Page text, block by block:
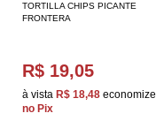
TORTILLA CHIPS PICANTE
FRONTERA
R$ 19,05
à vista R$ 18,48 economize
no Pix